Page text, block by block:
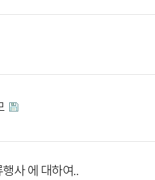
사 에 대하여..